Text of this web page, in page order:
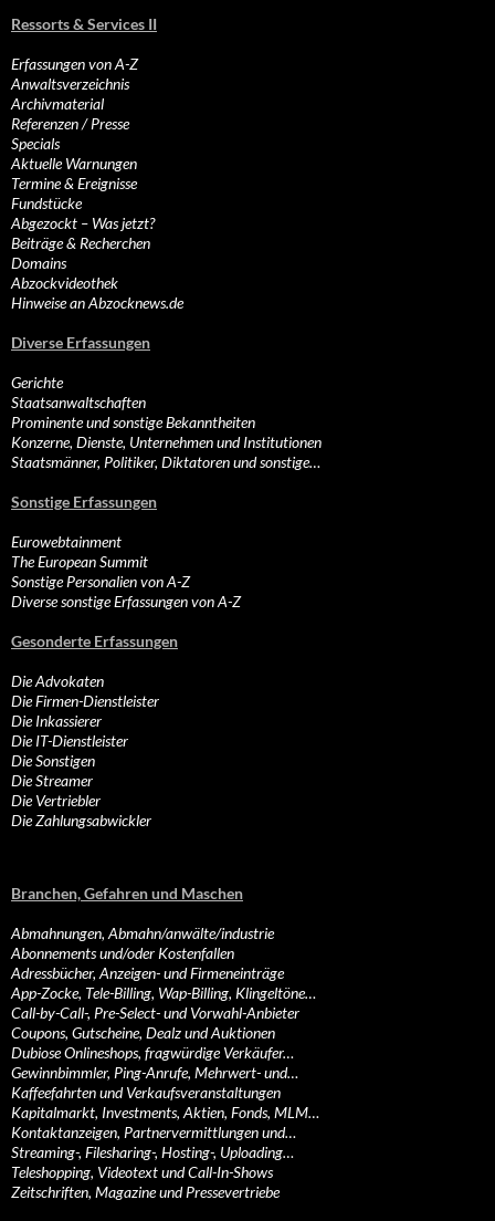
Ressorts & Services II
Erfassungen von A-Z
Anwaltsverzeichnis
Archivmaterial
Referenzen / Presse
Specials
Aktuelle Warnungen
Termine & Ereignisse
Fundstücke
Abgezockt – Was jetzt?
Beiträge & Recherchen
Domains
Abzockvideothek
Hinweise an Abzocknews.de
Diverse Erfassungen
Gerichte
Staatsanwaltschaften
Prominente und sonstige Bekanntheiten
Konzerne, Dienste, Unternehmen und Institutionen
Staatsmänner, Politiker, Diktatoren und sonstige…
Sonstige Erfassungen
Eurowebtainment
The European Summit
Sonstige Personalien von A-Z
Diverse sonstige Erfassungen von A-Z
Gesonderte Erfassungen
Die Advokaten
Die Firmen-Dienstleister
Die Inkassierer
Die IT-Dienstleister
Die Sonstigen
Die Streamer
Die Vertriebler
Die Zahlungsabwickler
Branchen, Gefahren und Maschen
Abmahnungen, Abmahn/anwälte/industrie
Abonnements und/oder Kostenfallen
Adressbücher, Anzeigen- und Firmeneinträge
App-Zocke, Tele-Billing, Wap-Billing, Klingeltöne…
Call-by-Call-, Pre-Select- und Vorwahl-Anbieter
Coupons, Gutscheine, Dealz und Auktionen
Dubiose Onlineshops, fragwürdige Verkäufer…
Gewinnbimmler, Ping-Anrufe, Mehrwert- und…
Kaffeefahrten und Verkaufsveranstaltungen
Kapitalmarkt, Investments, Aktien, Fonds, MLM…
Kontaktanzeigen, Partnervermittlungen und…
Streaming-, Filesharing-, Hosting-, Uploading…
Teleshopping, Videotext und Call-In-Shows
Zeitschriften, Magazine und Pressevertriebe